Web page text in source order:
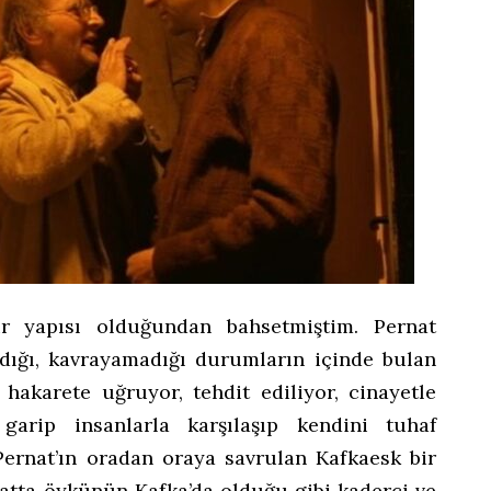
yapısı olduğundan bahsetmiştim. Pernat
kavrayamadığı durumların içinde bulan
uğruyor, tehdit ediliyor, cinayetle
insanlarla karşılaşıp kendini tuhaf
oradan oraya savrulan Kafkaesk bir